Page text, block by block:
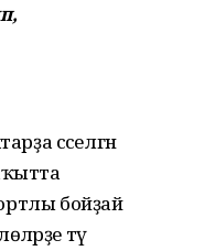
сәселгән
бойҙай
тәү